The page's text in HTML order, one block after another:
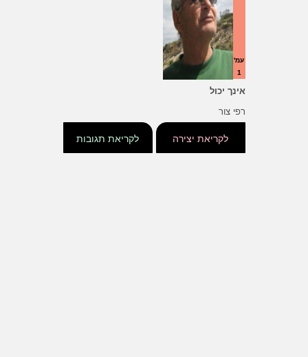
עמ'
1
אינך יכול
רפי צור
לקריאת תגובות לקריאת יצירה